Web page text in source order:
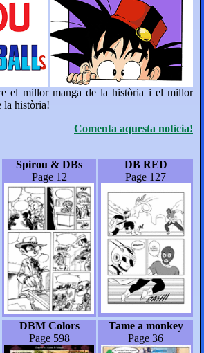
el millor manga de la història i el millor
la història!
Comenta aquesta notícia!
Spirou & DBs
Page 12
DB RED
Page 127
DBM Colors
Page 598
Tame a monkey
Page 36